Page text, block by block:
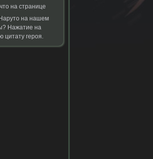
на странице
на нашем
Нажатие на
цитату героя.